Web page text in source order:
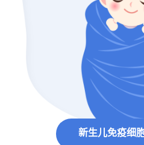
新生儿免疫细